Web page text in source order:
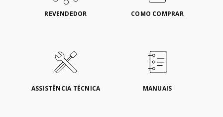
REVENDEDOR COMO COMPRAR
ASSISTÊNCIA TÉCNICA MANUAIS